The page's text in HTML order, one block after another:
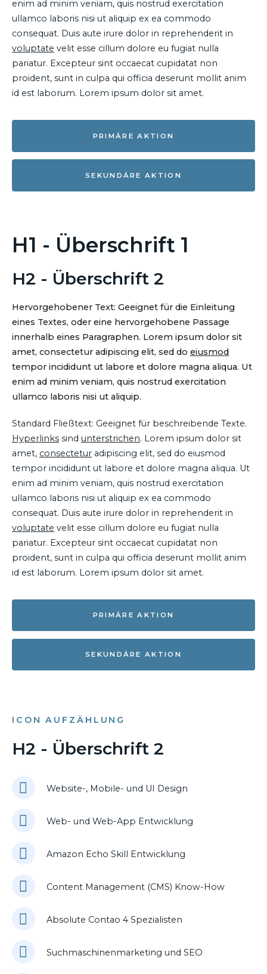
enim ad minim veniam, quis nostrud exercitation
ullamco laboris nisi ut aliquip ex ea commodo
consequat. Duis aute irure dolor in reprehenderit in
voluptate velit esse cillum dolore eu fugiat nulla
pariatur. Excepteur sint occaecat cupidatat non
proident, sunt in culpa qui officia deserunt mollit anim
id est laborum. Lorem ipsum dolor sit amet.
PRIMÄRE AKTION
SEKUNDÄRE AKTION
H1 - Überschrift 1
H2 - Überschrift 2
Hervorgehobener Text: Geeignet für die Einleitung
eines Textes, oder eine hervorgehobene Passage
innerhalb eines Paragraphen. Lorem ipsum dolor sit
amet, consectetur adipiscing elit, sed do eiusmod
tempor incididunt ut labore et dolore magna aliqua. Ut
enim ad minim veniam, quis nostrud exercitation
ullamco laboris nisi ut aliquip.
Standard Fließtext: Geeignet für beschreibende Texte.
Hyperlinks sind unterstrichen. Lorem ipsum dolor sit
amet, consectetur adipiscing elit, sed do eiusmod
tempor incididunt ut labore et dolore magna aliqua. Ut
enim ad minim veniam, quis nostrud exercitation
ullamco laboris nisi ut aliquip ex ea commodo
consequat. Duis aute irure dolor in reprehenderit in
voluptate velit esse cillum dolore eu fugiat nulla
pariatur. Excepteur sint occaecat cupidatat non
proident, sunt in culpa qui officia deserunt mollit anim
id est laborum. Lorem ipsum dolor sit amet.
PRIMÄRE AKTION
SEKUNDÄRE AKTION
ICON AUFZÄHLUNG
H2 - Überschrift 2
Website-, Mobile- und UI Design
Web- und Web-App Entwicklung
Amazon Echo Skill Entwicklung
Content Management (CMS) Know-How
Absolute Contao 4 Spezialisten
Suchmaschinenmarketing und SEO